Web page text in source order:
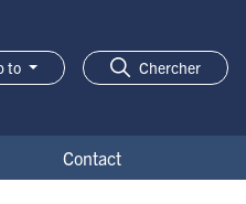
to Chercher
Contact